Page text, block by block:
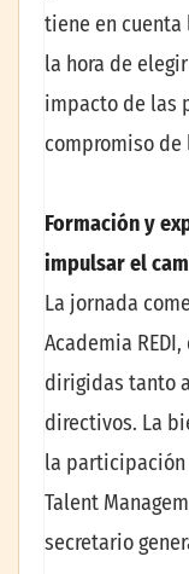
tiene en cuenta
la hora de
impacto de las
compromiso
Formación y
impulsar el
La jornada
Academia
dirigidas tanto
directivos. La
la participación
Talent
secretario